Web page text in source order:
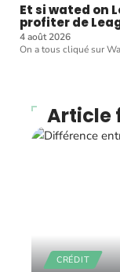
Et si wated on
profiter de
4 août 2026
On a tous cliqué sur
Article
CRÉDIT